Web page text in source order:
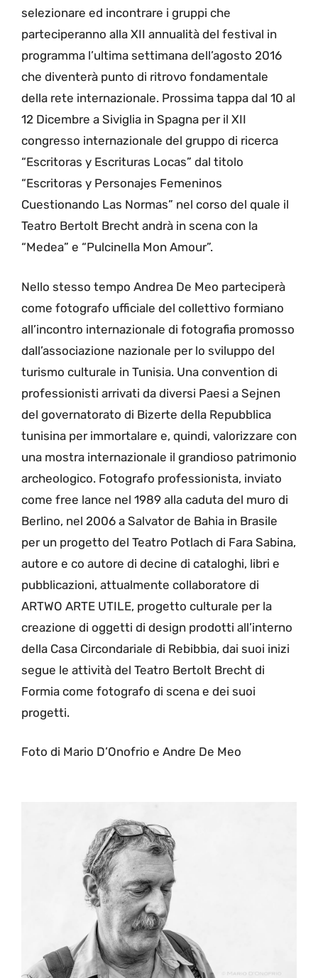
selezionare ed incontrare i gruppi che
parteciperanno alla XII annualità del festival in
programma l’ultima settimana dell’agosto 2016
che diventerà punto di ritrovo fondamentale
della rete internazionale. Prossima tappa dal 10 al
12 Dicembre a Siviglia in Spagna per il XII
congresso internazionale del gruppo di ricerca
“Escritoras y Escrituras Locas” dal titolo
“Escritoras y Personajes Femeninos
Cuestionando Las Normas” nel corso del quale il
Teatro Bertolt Brecht andrà in scena con la
“Medea” e “Pulcinella Mon Amour”.
Nello stesso tempo Andrea De Meo parteciperà
come fotografo ufficiale del collettivo formiano
all’incontro internazionale di fotografia promosso
dall’associazione nazionale per lo sviluppo del
turismo culturale in Tunisia. Una convention di
professionisti arrivati da diversi Paesi a Sejnen
del governatorato di Bizerte della Repubblica
tunisina per immortalare e, quindi, valorizzare con
una mostra internazionale il grandioso patrimonio
archeologico. Fotografo professionista, inviato
come free lance nel 1989 alla caduta del muro di
Berlino, nel 2006 a Salvator de Bahia in Brasile
per un progetto del Teatro Potlach di Fara Sabina,
autore e co autore di decine di cataloghi, libri e
pubblicazioni, attualmente collaboratore di
ARTWO ARTE UTILE, progetto culturale per la
creazione di oggetti di design prodotti all’interno
della Casa Circondariale di Rebibbia, dai suoi inizi
segue le attività del Teatro Bertolt Brecht di
Formia come fotografo di scena e dei suoi
progetti.
Foto di Mario D’Onofrio e Andre De Meo